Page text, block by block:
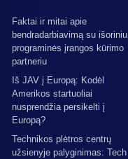
Faktai ir mitai apie
bendradarbiavimą su išoriniu
programinės įrangos kūrimo
partneriu
Iš JAV į Europą: Kodėl
Amerikos startuoliai
nusprendžia persikelti į
Europą?
Technikos plėtros centrų
užsienyje palyginimas: Tech